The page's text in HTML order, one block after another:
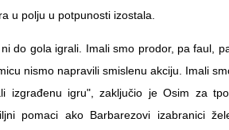
u polju u potpunosti izostala.
do gola igrali. Imali smo prodor, pa faul,
nismo napravili smislenu akciju. Imali
izgrađenu igru", zaključio je Osim za
pomaci ako Barbarezovi izabranici